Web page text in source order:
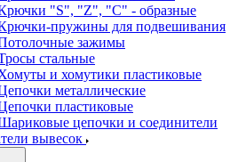
"S", "Z", "C" - образные
пружины для подвешивания
зажимы
стальные
и хомутики пластиковые
металлические
пластиковые
цепочки и соединители
вывесок